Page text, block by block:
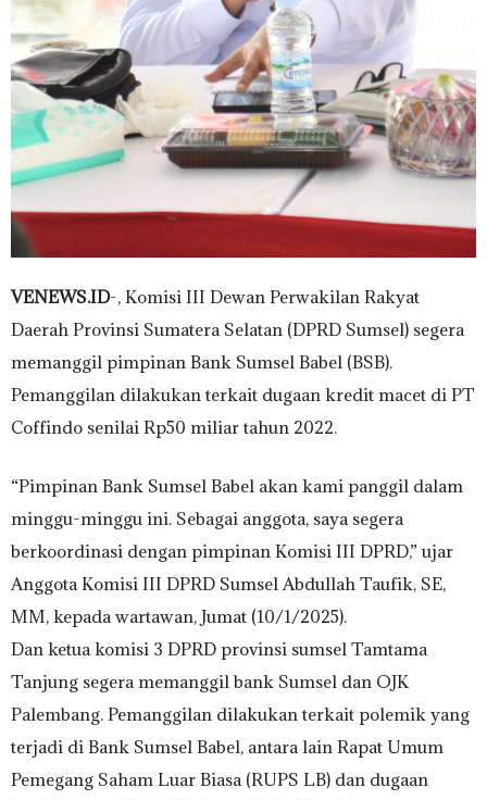
VENEWS.ID-, Komisi III Dewan Perwakilan Rakyat
Daerah Provinsi Sumatera Selatan (DPRD Sumsel) segera
memanggil pimpinan Bank Sumsel Babel (BSB).
Pemanggilan dilakukan terkait dugaan kredit macet di PT
Coffindo senilai Rp50 miliar tahun 2022.
“Pimpinan Bank Sumsel Babel akan kami panggil dalam
minggu-minggu ini. Sebagai anggota, saya segera
berkoordinasi dengan pimpinan Komisi III DPRD,” ujar
Anggota Komisi III DPRD Sumsel Abdullah Taufik, SE,
MM, kepada wartawan, Jumat (10/1/2025).
Dan ketua komisi 3 DPRD provinsi sumsel Tamtama
Tanjung segera memanggil bank Sumsel dan OJK
Palembang. Pemanggilan dilakukan terkait polemik yang
terjadi di Bank Sumsel Babel, antara lain Rapat Umum
Pemegang Saham Luar Biasa (RUPS LB) dan dugaan